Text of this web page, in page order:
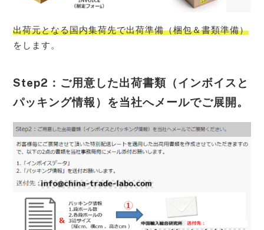
出荷元となる国内集荷先で出荷準備（梱包＆書類準備）
をします。
Step2：ご用意した出荷書類（インボイスと
パッキング情報）を当社へメールでご展開。